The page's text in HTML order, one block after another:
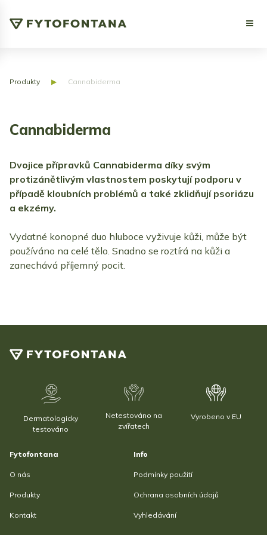
Produkty ▶ Cannabiderma
Cannabiderma
Dvojice přípravků Cannabiderma díky svým
protizánětlivým vlastnostem poskytují podporu v
případě kloubních problémů a také zklidňují psoriázu
a ekzémy.
Vydatné konopné duo hluboce vyživuje kůži, může být
používáno na celé tělo. Snadno se roztírá na kůži a
zanechává příjemný pocit.
Dermatologicky
testováno
Netestováno na
zvířatech
Vyrobeno v EU
Fytofontana
O nás
Produkty
Kontakt
Info
Podmínky použití
Ochrana osobních údajů
Vyhledávání